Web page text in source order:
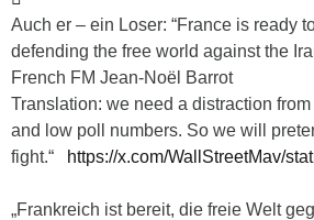
Auch er – ein Loser: “France is ready
defending the free world against the
French FM Jean-Noël Barrot
Translation: we need a distraction
and low poll numbers. So we will
fight.“
https://x.com/WallStreetMav/
„Frankreich ist bereit, die freie Welt